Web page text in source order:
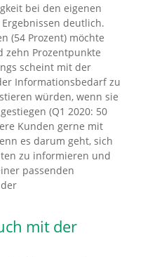
bei den eigenen
deutlich.
(54 Prozent) möchte
zehn Prozentpunkte
scheint mit der
Informationsbedarf zu
würden, wenn sie
(Q1 2020: 50
Kunden gerne mit
es darum geht, sich
zu informieren und
passenden
mit der